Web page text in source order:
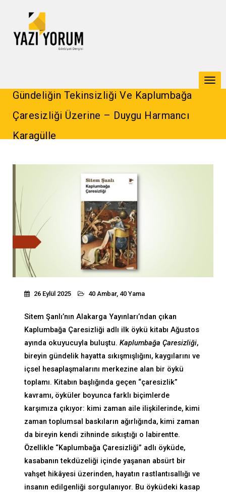
Gündeliğin Tekinsizliği Ve Kaplumbağa
Çaresizliği Üzerine – Duygu Harmancı
Karagülle
26 Eylül 2025 40 Ambar, 40 Yama
Sitem Şanlı’nın Alakarga Yayınları’ndan çıkan
Kaplumbağa Çaresizliği adlı ilk öykü kitabı Ağustos
ayında okuyucuyla buluştu. Kaplumbağa Çaresizliği,
bireyin gündelik hayatta sıkışmışlığını, kaygılarını ve
içsel hesaplaşmalarını merkezine alan bir öykü
toplamı. Kitabın başlığında geçen “çaresizlik”
kavramı, öyküler boyunca farklı biçimlerde
karşımıza çıkıyor: kimi zaman aile ilişkilerinde, kimi
zaman toplumsal baskıların ağırlığında, kimi zaman
da bireyin kendi zihninde sıkıştığı o labirentte.
Özellikle “Kaplumbağa Çaresizliği” adlı öyküde,
kasabanın tekdüzeliği içinde yaşanan absürt bir
vahşet hikâyesi üzerinden, hayatın rastlantısallığı ve
insanın edilgenliği sorgulanıyor. Bu öyküdeki kasap